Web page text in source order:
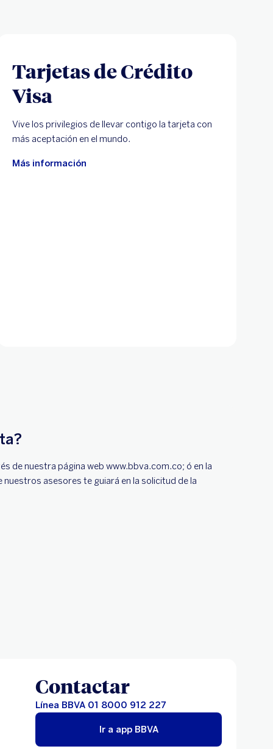
Tarjetas de Crédito
Visa
Vive los privilegios de llevar contigo la tarjeta con
más aceptación en el mundo.
Más información
de nuestra página web www.bbva.com.co; ó en la
asesores te guiará en la solicitud de la
Contactar
Línea BBVA 01 8000 912 227
Ir a app BBVA